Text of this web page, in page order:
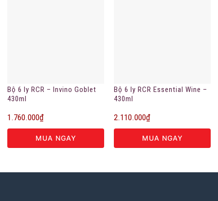
Bộ 6 ly RCR – Invino Goblet
430ml
1.760.000₫
MUA NGAY
Bộ 6 ly RCR Essential Wine –
430ml
2.110.000₫
MUA NGAY